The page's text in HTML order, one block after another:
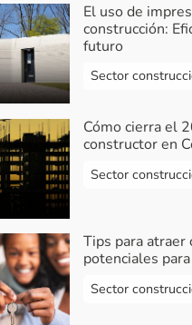
El uso de
construcción:
futuro
Sector
Cómo cierra el
constructor en
Sector
Tips para atraer
potenciales
Sector